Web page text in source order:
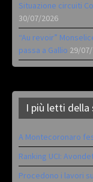
Situazione circuiti
30/07/2026
“Au revoir”
passa a Gallio 29/
I più letti
A Montecoronaro
Ranking UCI:
Procedono i lavori